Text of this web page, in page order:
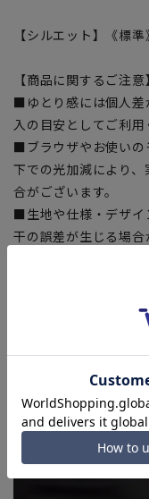
【シルエット】《標準
【商品に関するご注意】
■ゆとり感には個人差
入の目安としてご利用
■ブラウザやお使いの
下での光加減により
合がございます。
■生地や仕様・デザイ
干の誤差が生じる場合
上、ご注文いただい
を完了できない場合
急ぎ発送のご注文に